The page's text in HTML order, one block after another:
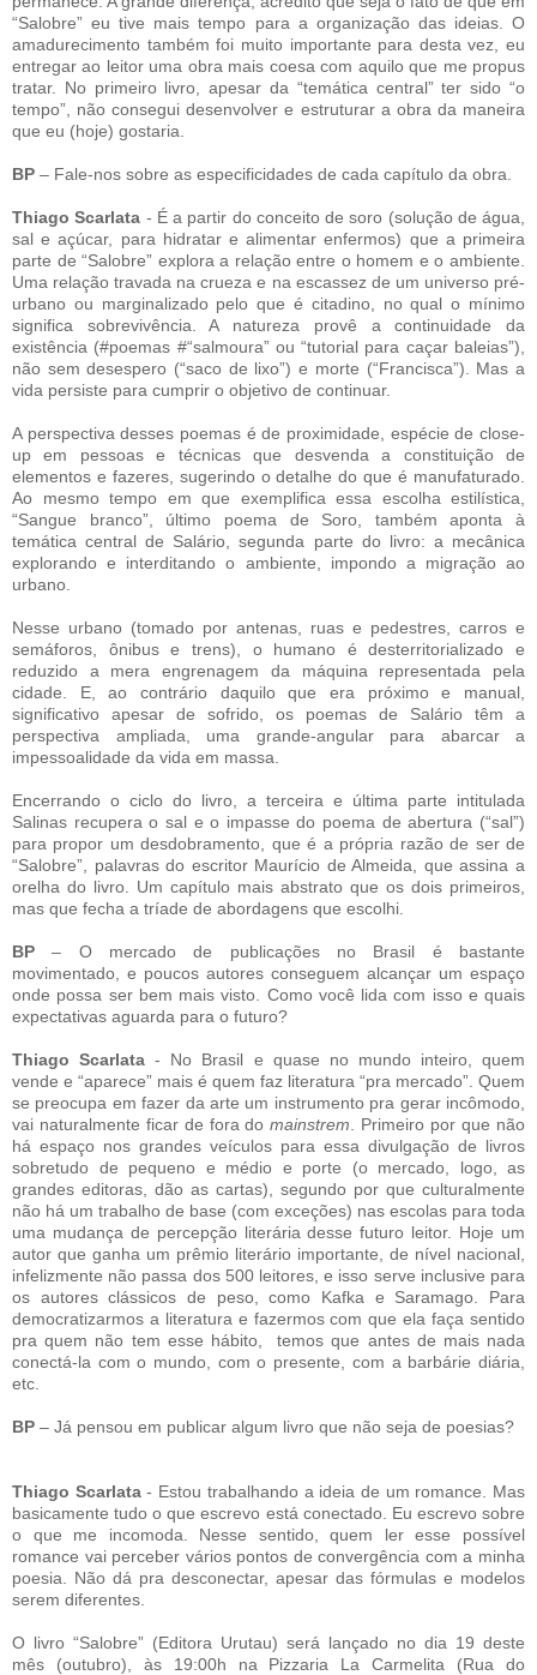
“Salobre” eu tive mais tempo para a organização das ideias. O
amadurecimento também foi muito importante para desta vez, eu
entregar ao leitor uma obra mais coesa com aquilo que me propus
tratar. No primeiro livro, apesar da “temática central” ter sido “o
tempo”, não consegui desenvolver e estruturar a obra da maneira
que eu (hoje) gostaria.
BP – Fale-nos sobre as especificidades de cada capítulo da obra.
Thiago Scarlata - É a partir do conceito de soro (solução de água,
sal e açúcar, para hidratar e alimentar enfermos) que a primeira
parte de “Salobre” explora a relação entre o homem e o ambiente.
Uma relação travada na crueza e na escassez de um universo pré-
urbano ou marginalizado pelo que é citadino, no qual o mínimo
significa sobrevivência. A natureza provê a continuidade da
existência (#poemas #“salmoura” ou “tutorial para caçar baleias”),
não sem desespero (“saco de lixo”) e morte (“Francisca”). Mas a
vida persiste para cumprir o objetivo de continuar.
A perspectiva desses poemas é de proximidade, espécie de close-
up em pessoas e técnicas que desvenda a constituição de
elementos e fazeres, sugerindo o detalhe do que é manufaturado.
Ao mesmo tempo em que exemplifica essa escolha estilística,
“Sangue branco”, último poema de Soro, também aponta à
temática central de Salário, segunda parte do livro: a mecânica
explorando e interditando o ambiente, impondo a migração ao
urbano.
Nesse urbano (tomado por antenas, ruas e pedestres, carros e
semáforos, ônibus e trens), o humano é desterritorializado e
reduzido a mera engrenagem da máquina representada pela
cidade. E, ao contrário daquilo que era próximo e manual,
significativo apesar de sofrido, os poemas de Salário têm a
perspectiva ampliada, uma grande-angular para abarcar a
impessoalidade da vida em massa.
Encerrando o ciclo do livro, a terceira e última parte intitulada
Salinas recupera o sal e o impasse do poema de abertura (“sal”)
para propor um desdobramento, que é a própria razão de ser de
“Salobre”, palavras do escritor Maurício de Almeida, que assina a
orelha do livro. Um capítulo mais abstrato que os dois primeiros,
mas que fecha a tríade de abordagens que escolhi.
BP– O mercado de publicações no Brasil é bastante
movimentado, e poucos autores conseguem alcançar um espaço
onde possa ser bem mais visto. Como você lida com isso e quais
expectativas aguarda para o futuro?
Thiago Scarlata - No Brasil e quase no mundo inteiro, quem
vende e “aparece” mais é quem faz literatura “pra mercado”. Quem
se preocupa em fazer da arte um instrumento pra gerar incômodo,
vai naturalmente ficar de fora domainstrem . Primeiro por que não
há espaço nos grandes veículos para essa divulgação de livros
sobretudo de pequeno e médio e porte (o mercado, logo, as
grandes editoras, dão as cartas), segundo por que culturalmente
não há um trabalho de base (com exceções) nas escolas para toda
uma mudança de percepção literária desse futuro leitor. Hoje um
autor que ganha um prêmio literário importante, de nível nacional,
infelizmente não passa dos 500 leitores, e isso serve inclusive para
os autores clássicos de peso, como Kafka e Saramago. Para
democratizarmos a literatura e fazermos com que ela faça sentido
pra quem não tem esse hábito, temos que antes de mais nada
conectá-la com o mundo, com o presente, com a barbárie diária,
etc.
BP – Já pensou em publicar algum livro que não seja de poesias?
Thiago Scarlata- Estou trabalhando a ideia de um romance. Mas
basicamente tudo o que escrevo está conectado. Eu escrevo sobre
o que me incomoda. Nesse sentido, quem ler esse possível
romance vai perceber vários pontos de convergência com a minha
poesia. Não dá pra desconectar, apesar das fórmulas e modelos
serem diferentes.
O livro “Salobre” (Editora Urutau) será lançado no dia 19 deste
mês (outubro), às 19:00h na Pizzaria La Carmelita (Rua do